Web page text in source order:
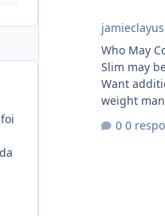
jamieclayus
Who May
Slim may
Want
weight
Prefer
0